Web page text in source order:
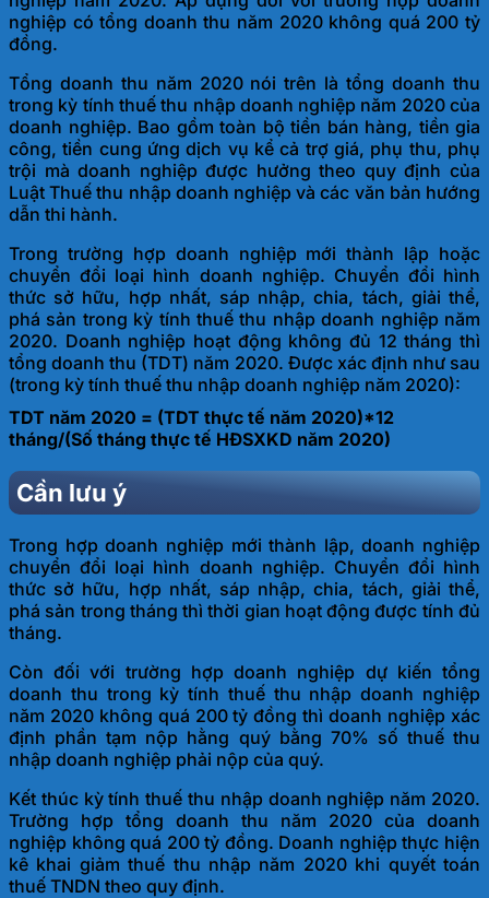
nghiệp có tổng doanh thu năm 2020 không quá 200 tỷ
đồng.
Tổng doanh thu năm 2020 nói trên là tổng doanh thu
trong kỳ tính thuế thu nhập doanh nghiệp năm 2020 của
doanh nghiệp. Bao gồm toàn bộ tiền bán hàng, tiền gia
công, tiền cung ứng dịch vụ kể cả trợ giá, phụ thu, phụ
trội mà doanh nghiệp được hưởng theo quy định của
Luật Thuế thu nhập doanh nghiệp và các văn bản hướng
dẫn thi hành.
Trong trường hợp doanh nghiệp mới thành lập hoặc
chuyển đổi loại hình doanh nghiệp. Chuyển đổi hình
thức sở hữu, hợp nhất, sáp nhập, chia, tách, giải thể,
phá sản trong kỳ tính thuế thu nhập doanh nghiệp năm
2020. Doanh nghiệp hoạt động không đủ 12 tháng thì
tổng doanh thu (TDT) năm 2020. Được xác định như sau
(trong kỳ tính thuế thu nhập doanh nghiệp năm 2020):
TDT năm 2020 = (TDT thực tế năm 2020)*12
tháng/(Số tháng thực tế HĐSXKD năm 2020)
Cần lưu ý
Trong hợp doanh nghiệp mới thành lập, doanh nghiệp
chuyển đổi loại hình doanh nghiệp. Chuyển đổi hình
thức sở hữu, hợp nhất, sáp nhập, chia, tách, giải thể,
phá sản trong tháng thì thời gian hoạt động được tính đủ
tháng.
Còn đối với trường hợp doanh nghiệp dự kiến tổng
doanh thu trong kỳ tính thuế thu nhập doanh nghiệp
năm 2020 không quá 200 tỷ đồng thì doanh nghiệp xác
định phần tạm nộp hằng quý bằng 70% số thuế thu
nhập doanh nghiệp phải nộp của quý.
Kết thúc kỳ tính thuế thu nhập doanh nghiệp năm 2020.
Trường hợp tổng doanh thu năm 2020 của doanh
nghiệp không quá 200 tỷ đồng. Doanh nghiệp thực hiện
kê khai giảm thuế thu nhập năm 2020 khi quyết toán
thuế TNDN theo quy định.